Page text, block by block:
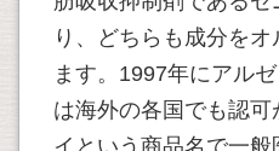
り、どちらも成分を
ます。1997年にアル
は海外の各国でも認